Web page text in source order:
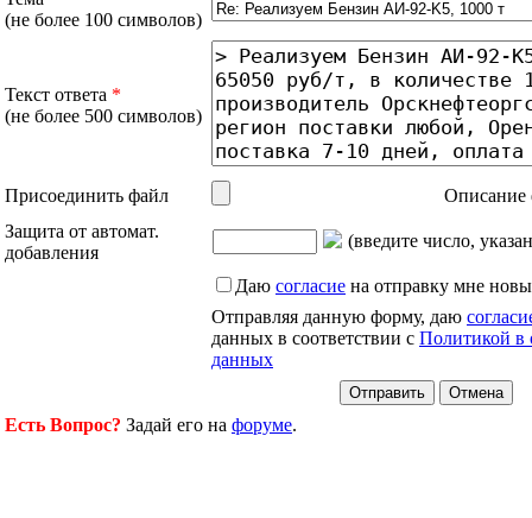
(не более 100 символов)
Текст ответа *
(не более 500 символов)
Присоединить файл
Описание
Защита от автомат.
добавления
(введите число,
Даю согласие на отправку мне
Отправляя данную форму, даю
данных в соответствии с Политикой в
данных
Есть Вопрос? Задай его на форуме.